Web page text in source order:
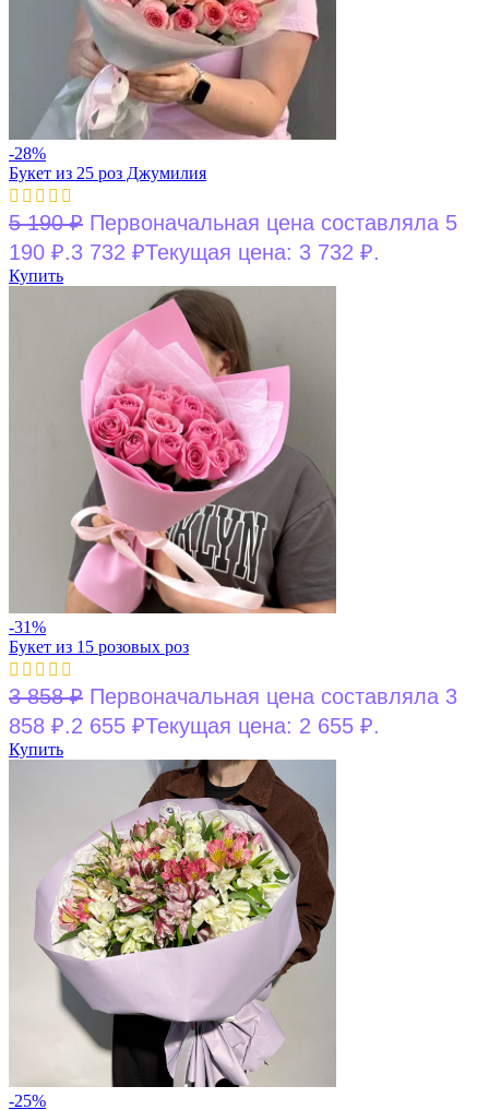
-28%
Букет из 25 роз Джумилия
5 190₽ Первоначальная цена составляла 5
190 ₽.3 732 ₽Текущая цена: 3 732 ₽.
Купить
-31%
Букет из 15 розовых роз
3 858₽ Первоначальная цена составляла 3
858 ₽.2 655 ₽Текущая цена: 2 655 ₽.
Купить
-25%